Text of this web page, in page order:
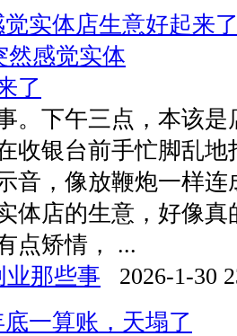
实体店生意好起来
。下午三点，本该是
收银台前手忙脚乱地
音，像放鞭炮一样连
店的生意，好像
点矫情， ...
业那些事
2026-1-30
一算账，天塌了